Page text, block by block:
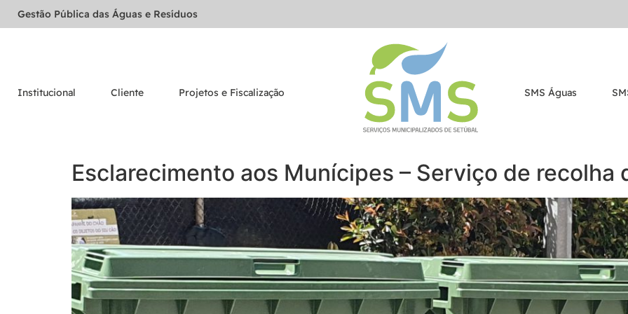
Gestão Pública das Águas e Resíduos
Institucional Cliente Projetos e Fiscalização SMS Águas
Esclarecimento aos Munícipes – Serviço de recolha